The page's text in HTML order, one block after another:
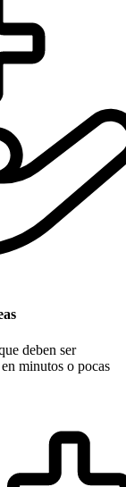
deben ser
minutos o pocas